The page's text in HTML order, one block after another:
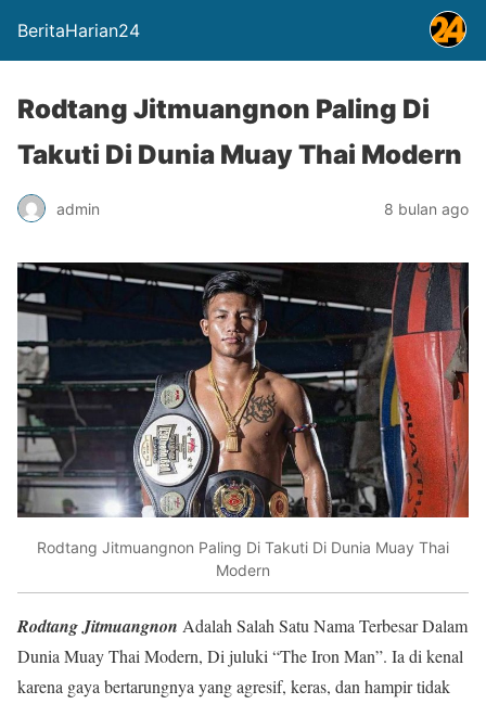
BeritaHarian24
Rodtang Jitmuangnon Paling Di
Takuti Di Dunia Muay Thai Modern
admin 8 bulan ago
Rodtang Jitmuangnon Paling Di Takuti Di Dunia Muay Thai
Modern
Rodtang Jitmuangnon Adalah Salah Satu Nama Terbesar Dalam
Dunia Muay Thai Modern, Di juluki “The Iron Man”. Ia di kenal
karena gaya bertarungnya yang agresif, keras, dan hampir tidak